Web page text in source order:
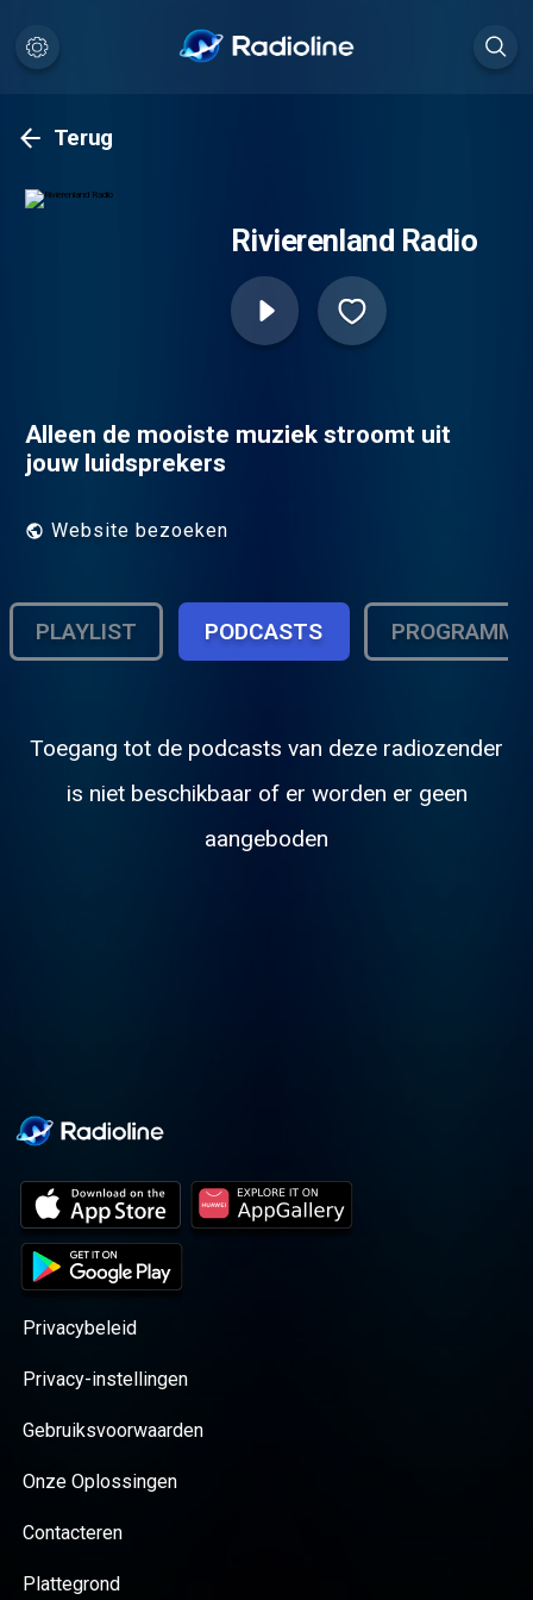
Terug
Rivierenland Radio
Alleen de mooiste muziek stroomt uit
jouw luidsprekers
Website bezoeken
PLAYLIST PODCASTS PROGRAMMA
Toegang tot de podcasts van deze radiozender
is niet beschikbaar of er worden er geen
aangeboden
Privacybeleid
Privacy-instellingen
Gebruiksvoorwaarden
Onze Oplossingen
Contacteren
Plattegrond